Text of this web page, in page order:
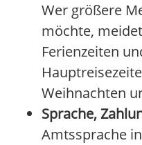
Wer größere
möchte,
Ferienzeiten
Weihnachten
Sprache,
Amtssprache